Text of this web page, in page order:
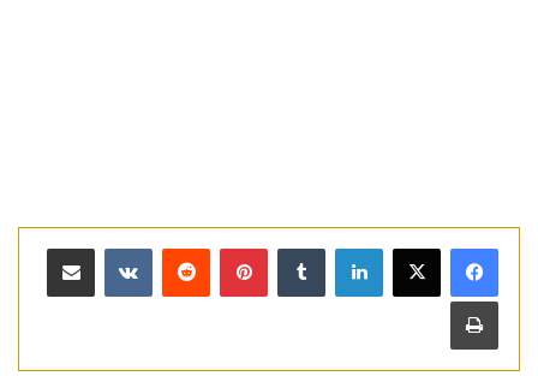
لينكدإن بينتيريست مشاركة عبر البريد
طباعة